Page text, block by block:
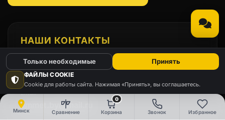
Минск Сравнение
0
Корзина Звонок Избранное
НАШИ КОНТАКТЫ
Телефон
+375(29)666-91-98
Email
emmet.by@mail.ru
ФАЙЛЫ COOKIE
Cookie для работы сайта. Нажимая «Принять», вы соглашаетесь.
Только необходимые Принять